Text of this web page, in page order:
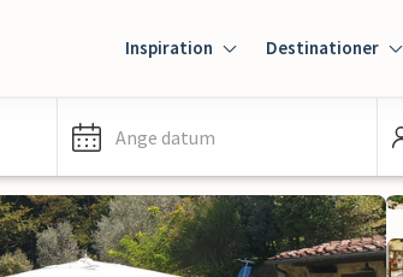
Inspiration Destinationer
Ange datum